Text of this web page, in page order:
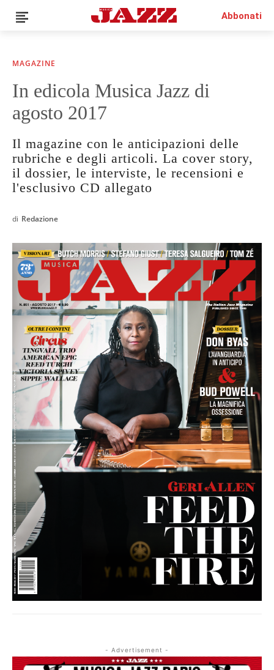
News
Interviste
Rubriche
Top Jazz
Radio
Negozio
€0.00
Abbonati
MAGAZINE
In edicola Musica Jazz di
agosto 2017
Il magazine con le anticipazioni delle
rubriche e degli articoli. La cover story,
il dossier, le interviste, le recensioni e
l'esclusivo CD allegato
di Redazione
- Advertisement -